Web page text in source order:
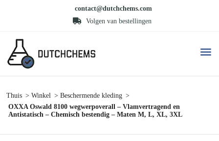
contact@dutchchems.com
Volgen van bestellingen
Thuis Winkel
Beschermende kleding
OXXA Oswald 8100 wegwerpoverall – Vlamvertragend en
Antistatisch – Chemisch bestendig – Maten M, L, XL, 3XL